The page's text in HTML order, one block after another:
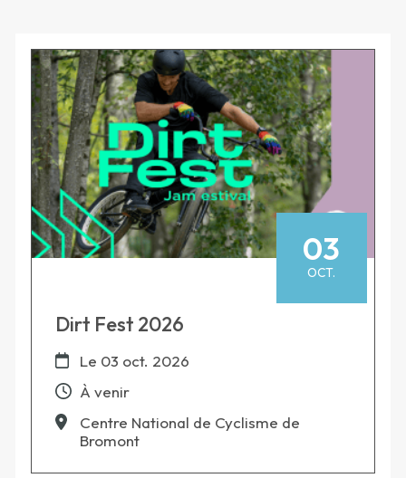
03
OCT.
Dirt Fest 2026
Le 03 oct. 2026
À venir
Centre National de Cyclisme de
Bromont